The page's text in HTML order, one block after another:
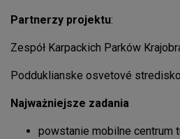
Partnerzy projektu:
Zespół Karpackich Parków
Podduklianske osvetové
Najważniejsze zadania
powstanie mobilne centrum